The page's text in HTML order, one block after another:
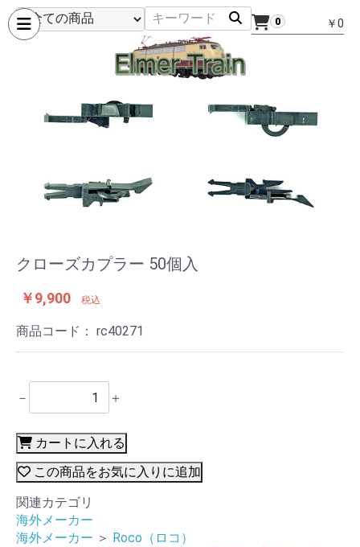
0 ￥0
クローズカプラー 50個入
￥9,900 税込
商品コード： rc40271
－ ＋
カートに入れる
この商品をお気に入りに追加
関連カテゴリ
海外メーカー
海外メーカー ＞ Roco（ロコ）